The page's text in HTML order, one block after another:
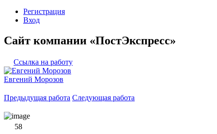
Регистрация
Вход
Сайт компании «ПостЭкспресс»
Ссылка на работу
Евгений Морозов
Предыдущая работа Следующая работа
58